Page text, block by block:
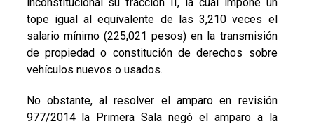
tope igual al equivalente de las 3,210 veces el
salario mínimo (225,021 pesos) en la transmisión
de propiedad o constitución de derechos sobre
vehículos nuevos o usados.
No obstante, al resolver el amparo en revisión
977/2014 la Primera Sala negó el amparo a la